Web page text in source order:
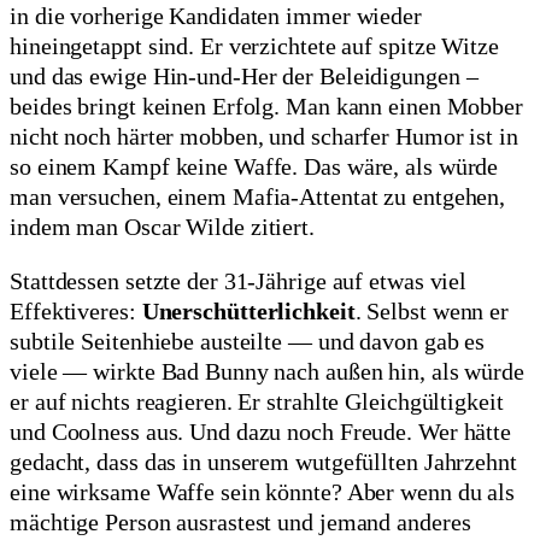
in die vorherige Kandidaten immer wieder
hineingetappt sind. Er verzichtete auf spitze Witze
und das ewige Hin-und-Her der Beleidigungen –
beides bringt keinen Erfolg. Man kann einen Mobber
nicht noch härter mobben, und scharfer Humor ist in
so einem Kampf keine Waffe. Das wäre, als würde
man versuchen, einem Mafia-Attentat zu entgehen,
indem man Oscar Wilde zitiert.
Stattdessen setzte der 31-Jährige auf etwas viel
Effektiveres: Unerschütterlichkeit. Selbst wenn er
subtile Seitenhiebe austeilte — und davon gab es
viele — wirkte Bad Bunny nach außen hin, als würde
er auf nichts reagieren. Er strahlte Gleichgültigkeit
und Coolness aus. Und dazu noch Freude. Wer hätte
gedacht, dass das in unserem wutgefüllten Jahrzehnt
eine wirksame Waffe sein könnte? Aber wenn du als
mächtige Person ausrastest und jemand anderes